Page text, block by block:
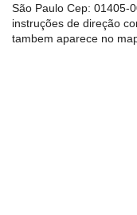
São Paulo Cep: 01405-
instruções de direção
tambem aparece no